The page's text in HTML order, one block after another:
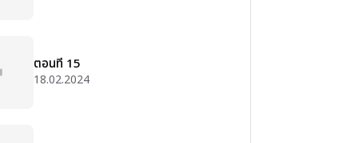
ตอนที่ 15
18.02.2024